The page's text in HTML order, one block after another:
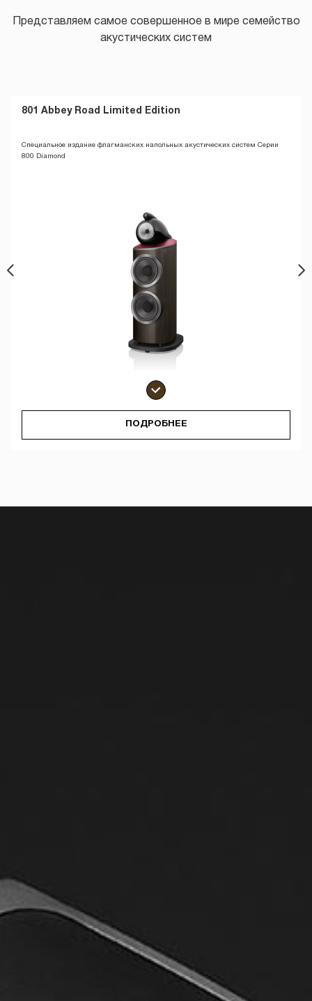
Представляем самое совершенное в мире семейство
акустических систем
801 Abbey Road Limited Edition
Специальное издание флагманских напольных акустических систем Серии
800 Diamond
ПОДРОБНЕЕ